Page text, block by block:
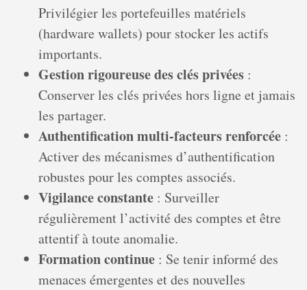
Privilégier les portefeuilles matériels
(hardware wallets) pour stocker les actifs
importants.
Gestion rigoureuse des clés privées :
Conserver les clés privées hors ligne et jamais
les partager.
Authentification multi-facteurs renforcée :
Activer des mécanismes d’authentification
robustes pour les comptes associés.
Vigilance constante : Surveiller
régulièrement l’activité des comptes et être
attentif à toute anomalie.
Formation continue : Se tenir informé des
menaces émergentes et des nouvelles